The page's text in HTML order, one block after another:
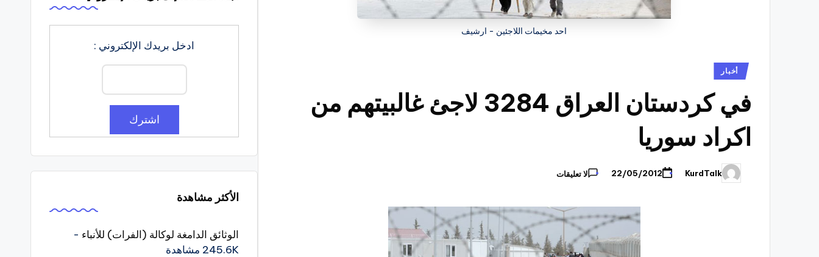
احد مخيمات اللاجئين - ارشيف
نُشر أخبار
في كردستان العراق 3284 لاجئ غالبيتهم من
اكراد سوريا
تمّ
النشر
KurdTalk
22/05/2012 لا تعليقات
ادخل بريدك الإلكتروني :
الأكثر مشاهدة
الوثائق الدامغة لوكالة (الفرات) للأنباء -
245.6K مشاهدة